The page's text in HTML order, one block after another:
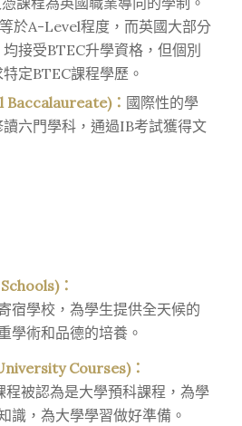
於A-Level程度，而英國大部分
接受BTEC升學資格，但個別
定BTEC課程學歷。
： 國際性的學
六門學科，通過IB考試獲得文
：
宿學校，為學生提供全天候的
學術和品德的培養。
Courses)：
被認為是大學預科課程，為學
識，為大學學習做好準備。